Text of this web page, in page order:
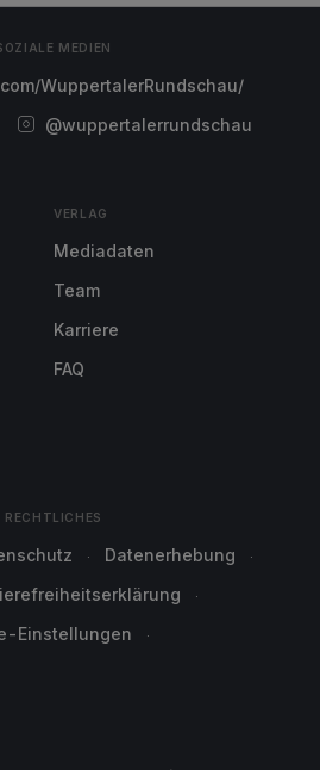
MEDIEN
WuppertalerRundschau/
@wuppertalerrundschau
VERLAG
Mediadaten
Team
Karriere
FAQ
RECHTLICHES
Datenerhebung
Einstellungen